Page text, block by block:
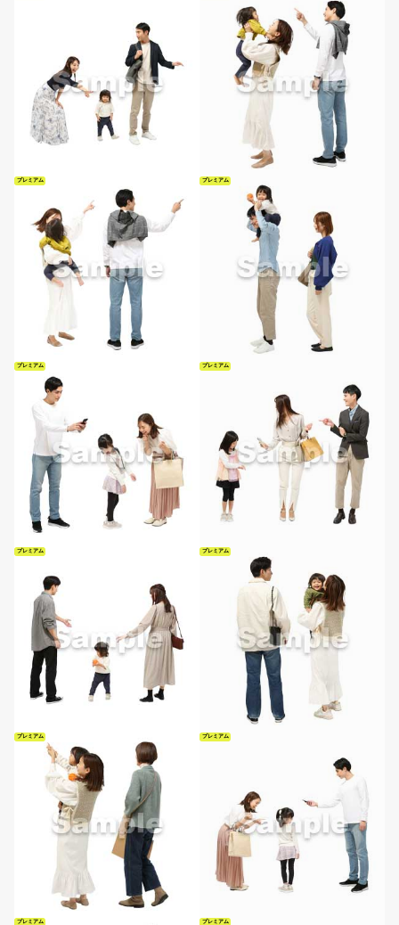
プレミアム プレミアム
プレミアム プレミアム
プレミアム プレミアム
プレミアム プレミアム
プレミアム プレミアム